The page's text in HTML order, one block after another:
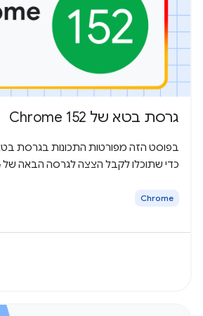
גרסת בטא של Chrome 152
כדי שתוכלו לקבל הצצה לגרסה הבאה של Chrome.
Chrome